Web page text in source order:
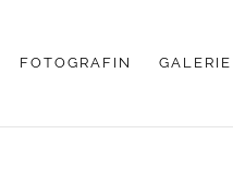
FOTOGRAFIN GALERIE